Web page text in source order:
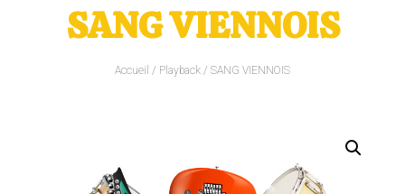
SANG VIENNOIS
Accueil / Playback / SANG VIENNOIS